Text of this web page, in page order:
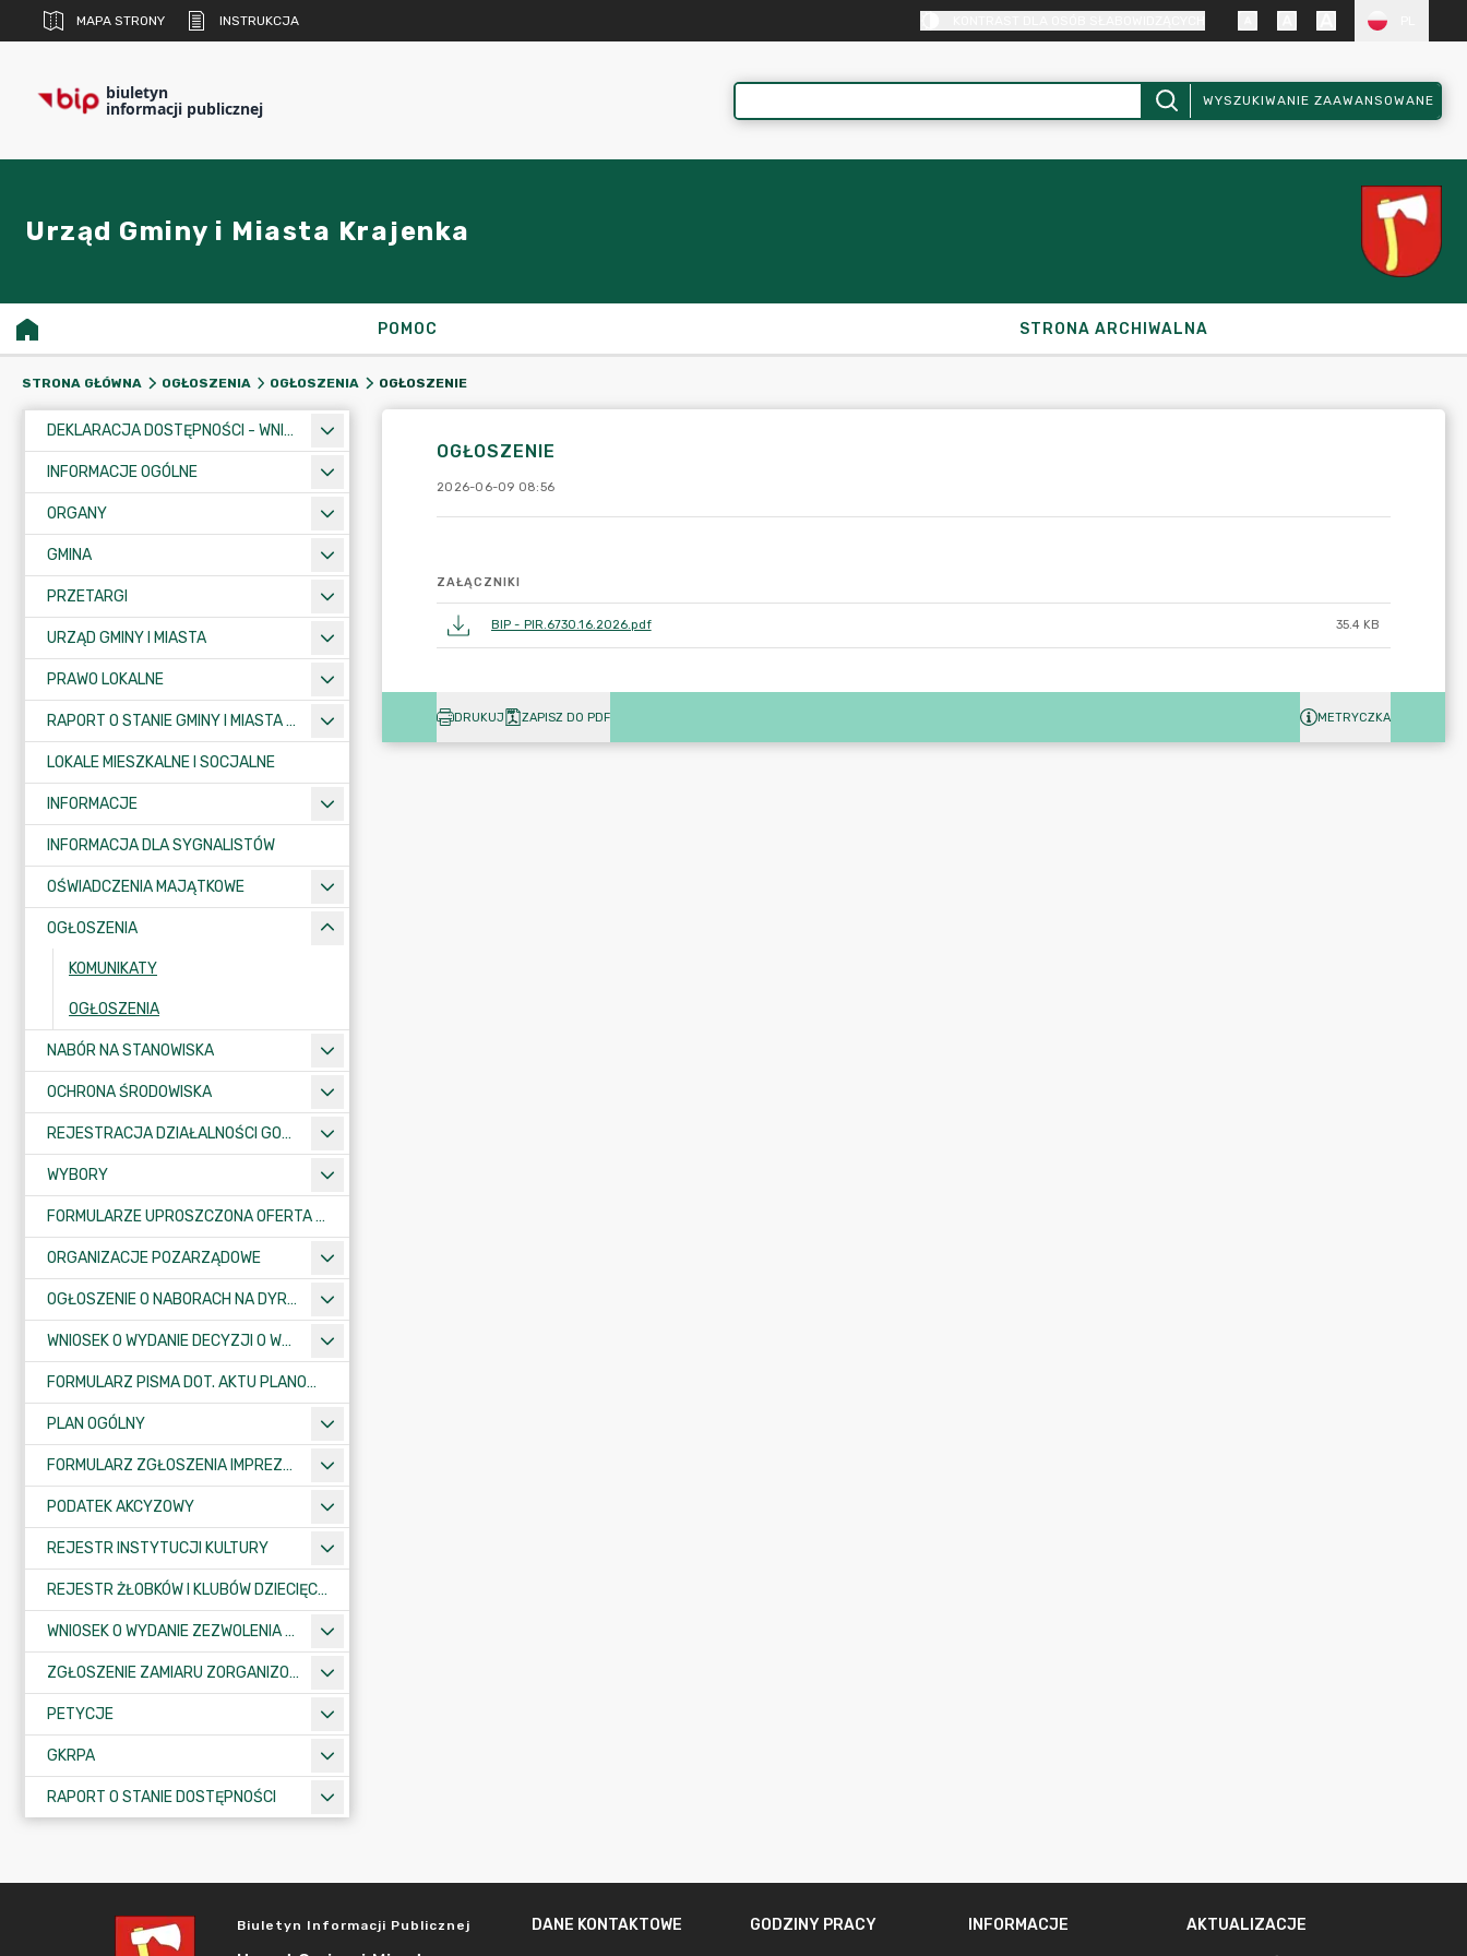
MAPA STRONY INSTRUKCJA
biuletyn
informacji publicznej WYSZUKIWANIE ZAAWANSOWANE
Urząd Gminy i Miasta Krajenka
POMOC STRONA ARCHIWALNA
STRONA GŁÓWNA OGŁOSZENIA OGŁOSZENIA OGŁOSZENIE
DEKLARACJA DOSTĘPNOŚCI - WNIOSEK
INFORMACJE OGÓLNE
ORGANY
GMINA
PRZETARGI
URZĄD GMINY I MIASTA
PRAWO LOKALNE
RAPORT O STANIE GMINY I MIASTA KRAJENKA
LOKALE MIESZKALNE I SOCJALNE
INFORMACJE
INFORMACJA DLA SYGNALISTÓW
OŚWIADCZENIA MAJĄTKOWE
OGŁOSZENIA
KOMUNIKATY
OGŁOSZENIA
NABÓR NA STANOWISKA
OCHRONA ŚRODOWISKA
REJESTRACJA DZIAŁALNOŚCI GOSPODARCZEJ
WYBORY
FORMULARZE UPROSZCZONA OFERTA WYKONANIA ZADANIA PUBLICZNEGO
ORGANIZACJE POZARZĄDOWE
OGŁOSZENIE O NABORACH NA DYREKTORÓW PLACÓWEK OŚWIATOWYCH
WNIOSEK O WYDANIE DECYZJI O WARUNKACH ZABUDOWY/O USTALENIE INWESTYCJI CELU PUBLICZNEGO
FORMULARZ PISMA DOT. AKTU PLANOWANIA PRZESTRZENNEGO
PLAN OGÓLNY
FORMULARZ ZGŁOSZENIA IMPREZY SPORTOWO-REKREACYJNEJ, ARTYSTYCZNEJ LUB ROZRYWKOWEJ
PODATEK AKCYZOWY
REJESTR INSTYTUCJI KULTURY
REJESTR ŻŁOBKÓW I KLUBÓW DZIECIĘCYCH
WNIOSEK O WYDANIE ZEZWOLENIA NA ZAJĘCIE PASA DROGOWEGO
ZGŁOSZENIE ZAMIARU ZORGANIZOWANIA ZGROMADZENIA
PETYCJE
GKRPA
RAPORT O STANIE DOSTĘPNOŚCI
OGŁOSZENIE
2026-06-09 08:56
ZAŁĄCZNIKI
BIP - PIR.6730.16.2026.pdf 35.4 KB
DRUKUJ ZAPISZ DO PDF METRYCZKA
Biuletyn Informacji Publicznej DANE KONTAKTOWE GODZINY PRACY INFORMACJE AKTUALIZACJE